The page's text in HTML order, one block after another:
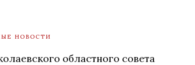
НОВОСТИ
областного совета